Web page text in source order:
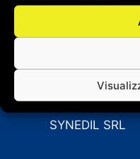
CONTATTI
SYNEDIL SRL